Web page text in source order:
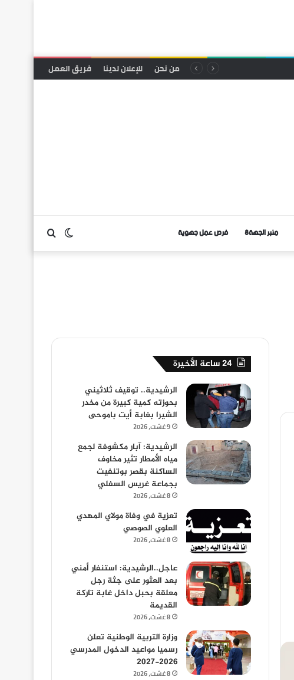
من نحن للإعلان لدينا فريق العمل
منبر الجهة8 فرص عمل جهوية
24 ساعة الأخيرة
الرشيدية.. توقيف ثلاثيني
بحوزته كمية كبيرة من مخدر
الشيرا بغابة أيت باموحى
9 غشت، 2026
الرشيدية: آبار مكشوفة لجمع
مياه الأمطار تثير مخاوف
الساكنة بقصر بوتنفيت
بجماعة غريس السفلي
8 غشت، 2026
تعزية في وفاة مولاي المهدي
العلوي الصوصي
8 غشت، 2026
عاجل..الرشيدية: استنفار أمني
بعد العثور على جثة رجل
معلقة بحبل داخل غابة تاركة
القديمة
8 غشت، 2026
وزارة التربية الوطنية تعلن
رسميا مواعيد الدخول المدرسي
2026-2027
8 غشت، 2026